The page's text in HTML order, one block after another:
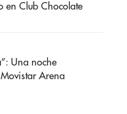
en Club Chocolate
Una noche
Arena